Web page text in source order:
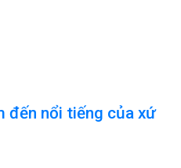
đến nổi tiếng của xứ